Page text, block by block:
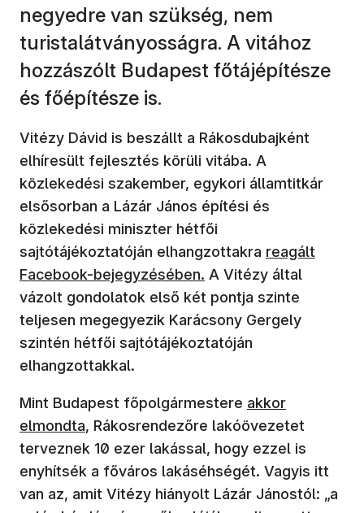
negyedre van szükség, nem
turistalátványosságra. A vitához
hozzászólt Budapest főtájépítésze
és főépítésze is.
Vitézy Dávid is beszállt a Rákosdubajként
elhíresült fejlesztés körüli vitába. A
közlekedési szakember, egykori államtitkár
elsősorban a Lázár János építési és
közlekedési miniszter hétfői
sajtótájékoztatóján elhangzottakra reagált
Facebook-bejegyzésében. A Vitézy által
vázolt gondolatok első két pontja szinte
teljesen megegyezik Karácsony Gergely
szintén hétfői sajtótájékoztatóján
elhangzottakkal.
Mint Budapest főpolgármestere akkor
elmondta, Rákosrendezőre lakóövezetet
terveznek 10 ezer lakással, hogy ezzel is
enyhítsék a főváros lakáséhségét. Vagyis itt
van az, amit Vitézy hiányolt Lázár Jánostól: „a